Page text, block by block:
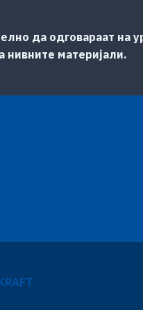
да одговараат на
нивните материјали.